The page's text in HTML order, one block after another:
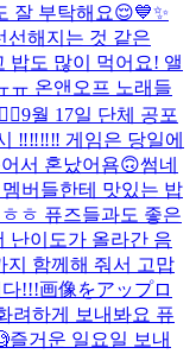
잘 부탁해요😌💙✨
선해지는 것 같은
도 많이 먹어요! 앨
ㅠ 온앤오프 노래들
9월 17일 단체 공포
‼️‼️‼️‼️ 게임은 당일에
서 혼났어욤🙃썸네
버들한테 맛있는 밥
ㅎ 퓨즈들과도 좋은
난이도가 올라간 음
지 함께해 줘서 고맙
!!!画像をアップロ
려하게 보내봐요 퓨
즐거운 일요일 보내